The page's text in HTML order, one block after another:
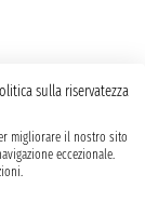
sulla riservatezza
migliorare il nostro sito
eccezionale.